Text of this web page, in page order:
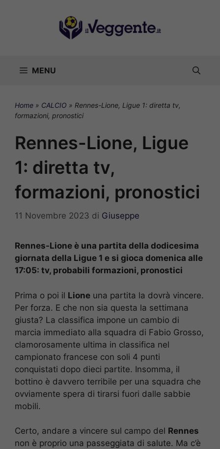
MENU
Home » CALCIO » Rennes-Lione, Ligue 1: diretta tv,
formazioni, pronostici
Rennes-Lione, Ligue
1: diretta tv,
formazioni, pronostici
11 Novembre 2023 di Giuseppe
Rennes-Lione è una partita della dodicesima
giornata della Ligue 1 e si gioca domenica alle
17:05: tv, probabili formazioni, pronostici
Prima o poi il Lione una partita la dovrà vincere.
Per forza. E che non sia questa la settimana
giusta? La classifica impone un cambio di
marcia immediato alla squadra di Fabio Grosso,
clamorosamente ultima in classifica nel
campionato francese con soli 4 punti
conquistati dopo dieci partite. Insomma, il
bottino è davvero terribile per una squadra che
ovviamente spera di tirarsi fuori dalle sabbie
mobili.
Certo, andare a vincere sul campo del Rennes
non è proprio una passeggiata di salute. Ma c’è